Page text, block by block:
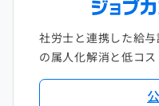
社労士と連携した給
の属人化解消と低コス